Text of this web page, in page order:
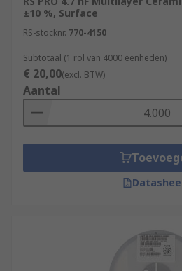
Switch-mode power
Automotive applications
±10 %, Surface
RS-stocknr. 770-4150
Subtotaal (1 rol van 4000 eenheden)
€ 20,00(excl. BTW)
Aantal